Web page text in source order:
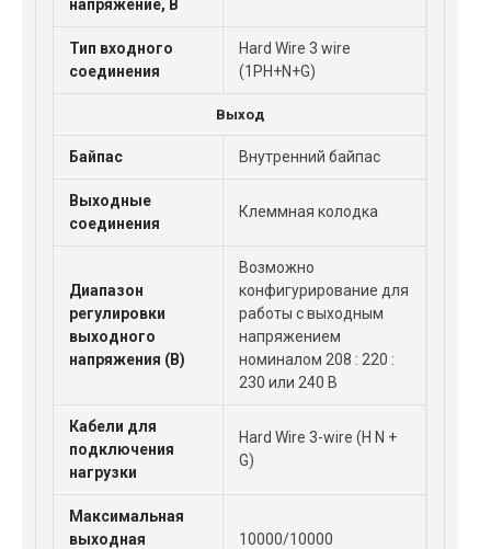
напряжение, В
Тип входного
соединения
Hard Wire 3 wire
(1PH+N+G)
Выход
Байпас Внутренний байпас
Выходные
соединения
Клеммная колодка
Диапазон
регулировки
выходного
напряжения (В)
Возможно
конфигурирование для
работы с выходным
напряжением
номиналом 208 : 220 :
230 или 240 В
Кабели для
подключения
нагрузки
Hard Wire 3-wire (H N +
G)
Максимальная
выходная
10000/10000